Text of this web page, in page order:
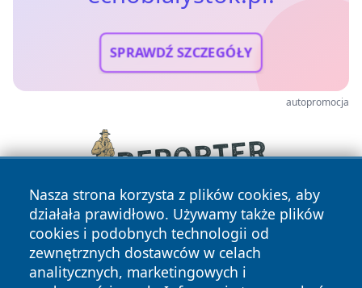
SPRAWDŹ SZCZEGÓŁY
autopromocja
Nasza strona korzysta z plików cookies, aby
działała prawidłowo. Używamy także plików
cookies i podobnych technologii od
zewnętrznych dostawców w celach
analitycznych, marketingowych i